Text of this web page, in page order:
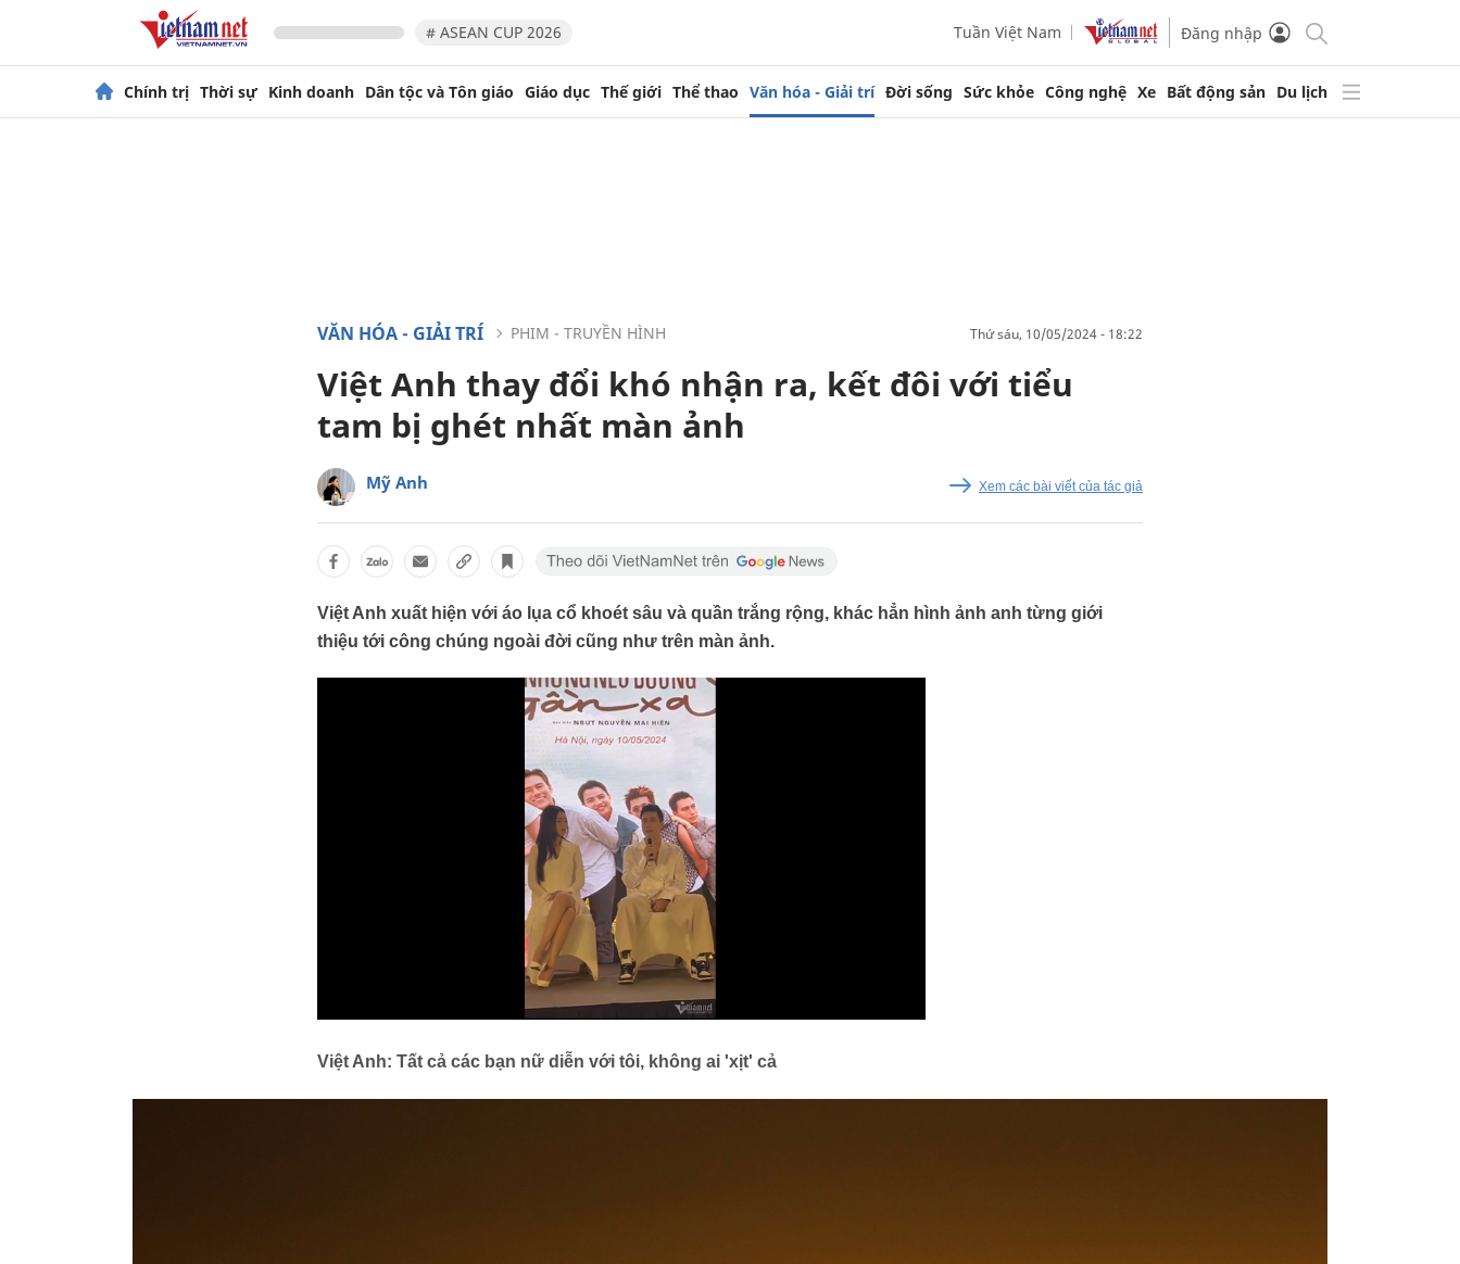
# ASEAN CUP 2026 Tuần Việt Nam Đăng nhập
Chính trị Thời sự Kinh doanh Dân tộc và Tôn giáo Giáo dục Thế giới Thể thao Văn hóa - Giải trí Đời sống Sức khỏe Công nghệ Xe Bất động sản Du lịch
VĂN HÓA - GIẢI TRÍ PHIM - TRUYỀN HÌNH thứ sáu, 10/05/2024 - 18:22
Việt Anh thay đổi khó nhận ra, kết đôi với tiểu
tam bị ghét nhất màn ảnh
Mỹ Anh Xem các bài viết của tác giả
Việt Anh xuất hiện với áo lụa cổ khoét sâu và quần trắng rộng, khác hẳn hình ảnh anh từng giới
thiệu tới công chúng ngoài đời cũng như trên màn ảnh.
Việt Anh: Tất cả các bạn nữ diễn với tôi, không ai 'xịt' cả